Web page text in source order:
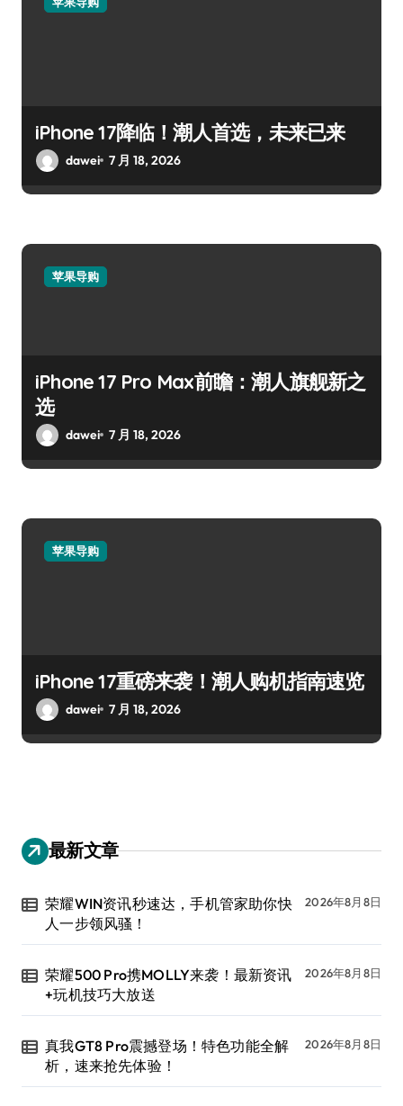
iPhone 17降临！潮人首选，未来已来
dawei 7 月 18, 2026
苹果导购
iPhone 17 Pro Max前瞻：潮人旗舰新之
选
dawei 7 月 18, 2026
苹果导购
iPhone 17重磅来袭！潮人购机指南速览
dawei 7 月 18, 2026
最新文章
荣耀WIN资讯秒速达，手机管家助你快
人一步领风骚！
2026年8月8日
荣耀500 Pro携MOLLY来袭！最新资讯
+玩机技巧大放送
2026年8月8日
真我GT8 Pro震撼登场！特色功能全解
析，速来抢先体验！
2026年8月8日